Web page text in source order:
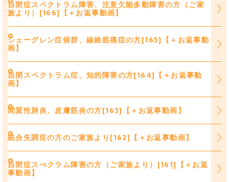
自閉症スペクトラム障害、注意欠陥多動障害の方（ご家
族より）[166]【＋お返事動画】
シェーグレン症候群、線維筋痛症の方[165]【＋お返事動
画】
自閉スペクトラム症、知的障害の方[164]【＋お返事動
画】
間質性肺炎、皮膚筋炎の方[163]【＋お返事動画】
統合失調症の方のご家族より[162]【＋お返事動画】
自閉症スぺクラム障害の方（ご家族より）[161]【＋お返
事動画】